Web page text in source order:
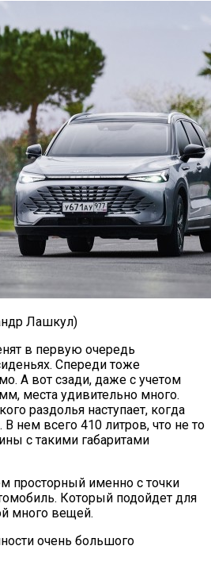
Лашкул)
в первую очередь
Спереди тоже
А вот сзади, даже с учетом
места удивительно много.
раздолья наступает, когда
нем всего 410 литров, что не то
с такими габаритами
просторный именно с точки
Который подойдет для
много вещей.